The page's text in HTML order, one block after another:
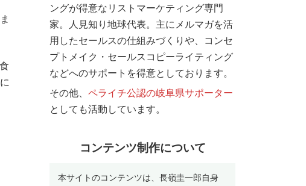
に
ングが得意なリストマーケティング専門
家。人見知り地球代表。主にメルマガを活
用したセールスの仕組みづくりや、コンセ
プトメイク・セールスコピーライティング
などへのサポートを得意としております。
その他、ペライチ公認の岐阜県サポーター
としても活動しています。
コンテンツ制作について
本サイトのコンテンツは、長嶺圭一郎自身